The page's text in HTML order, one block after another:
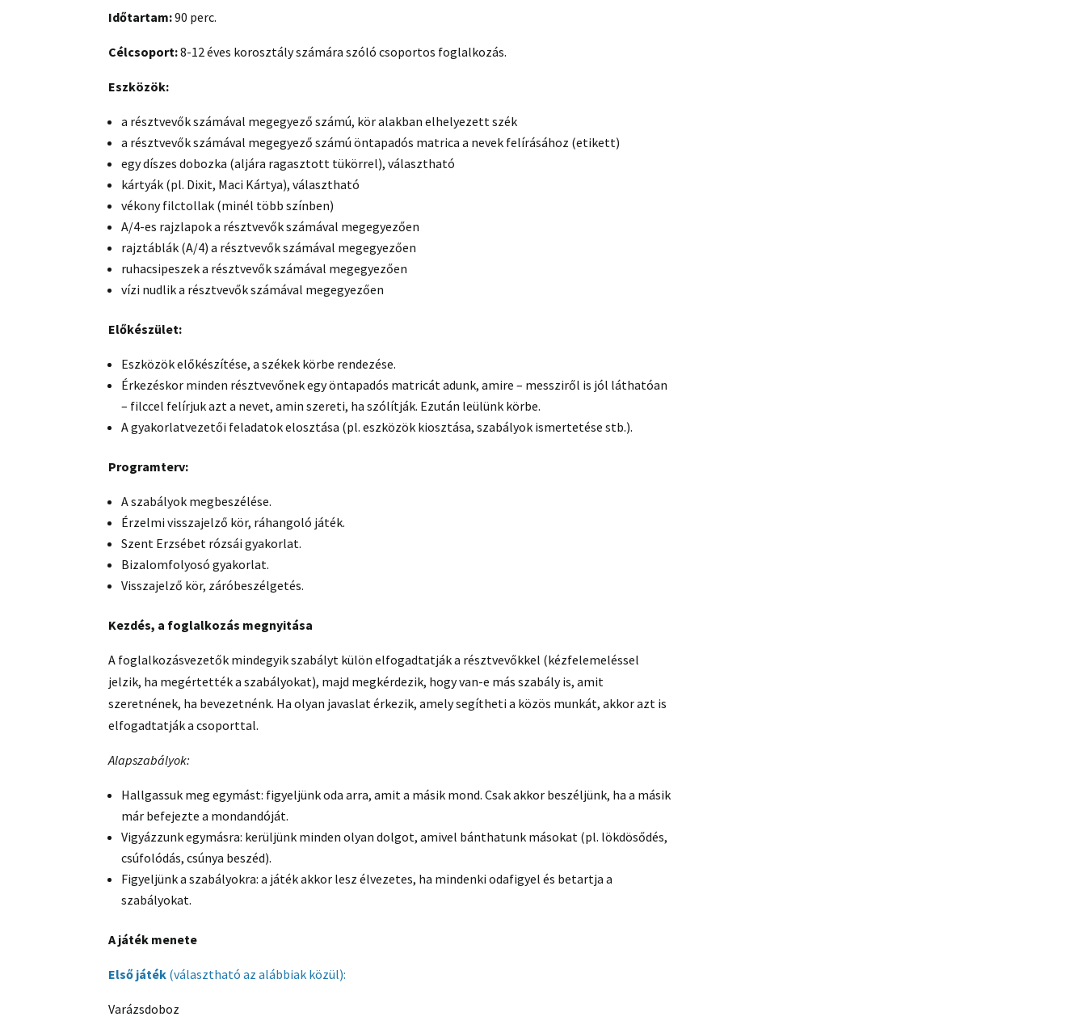
Időtartam:90 perc.
Célcsoport:8-12 éves korosztály számára szóló csoportos foglalkozás.
Eszközök:
a résztvevők számával megegyező számú, kör alakban elhelyezett szék
a résztvevők számával megegyező számú öntapadós matrica a nevek felírásához (etikett)
egy díszes dobozka (aljára ragasztott tükörrel), választható
kártyák (pl. Dixit, Maci Kártya), választható
vékony filctollak (minél több színben)
A/4-es rajzlapok a résztvevők számával megegyezően
rajztáblák (A/4) a résztvevők számával megegyezően
ruhacsipeszek a résztvevők számával megegyezően
vízi nudlik a résztvevők számával megegyezően
Előkészület:
Eszközök előkészítése, a székek körbe rendezése.
Érkezéskor minden résztvevőnek egy öntapadós matricát adunk, amire – messziről is jól láthatóan
– filccel felírjuk azt a nevet, amin szereti, ha szólítják. Ezután leülünk körbe.
A gyakorlatvezetői feladatok elosztása (pl. eszközök kiosztása, szabályok ismertetése stb.).
Programterv:
A szabályok megbeszélése.
Érzelmi visszajelző kör, ráhangoló játék.
Szent Erzsébet rózsái gyakorlat.
Bizalomfolyosó gyakorlat.
Visszajelző kör, záróbeszélgetés.
Kezdés, a foglalkozás megnyitása
A foglalkozásvezetők mindegyik szabályt külön elfogadtatják a résztvevőkkel (kézfelemeléssel
jelzik, ha megértették a szabályokat), majd megkérdezik, hogy van-e más szabály is, amit
szeretnének, ha bevezetnénk. Ha olyan javaslat érkezik, amely segítheti a közös munkát, akkor azt is
elfogadtatják a csoporttal.
Alapszabályok:
Hallgassuk meg egymást: figyeljünk oda arra, amit a másik mond. Csak akkor beszéljünk, ha a másik
már befejezte a mondandóját.
Vigyázzunk egymásra: kerüljünk minden olyan dolgot, amivel bánthatunk másokat (pl. lökdösődés,
csúfolódás, csúnya beszéd).
Figyeljünk a szabályokra: a játék akkor lesz élvezetes, ha mindenki odafigyel és betartja a
szabályokat.
A játék menete
Első játék (választható az alábbiak közül):
Varázsdoboz